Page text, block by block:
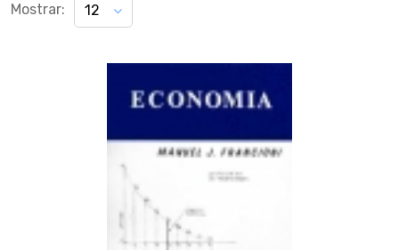
Mostrar: 12